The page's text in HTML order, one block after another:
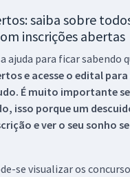
saiba sobre
inscrições abertas
ajuda para ficar sabendo
e acesse o edital
É muito importante
isso porque um
e ver o seu sonho
se visualizar os